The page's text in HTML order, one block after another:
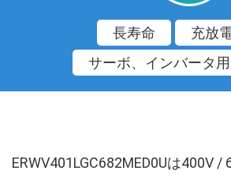
長寿命
充放
サーボ、インバータ
ERWV401LGC682MED0Uは400V